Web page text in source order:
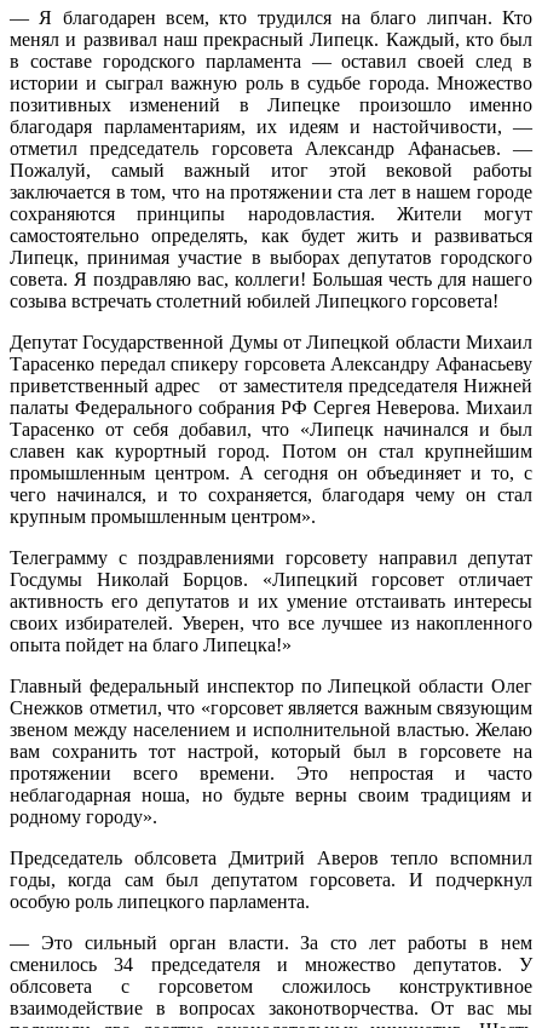
— Я благодарен всем, кто трудился на благо липчан. Кто
менял и развивал наш прекрасный Липецк. Каждый, кто был
в составе городского парламента — оставил своей след в
истории и сыграл важную роль в судьбе города. Множество
позитивных изменений в Липецке произошло именно
благодаря парламентариям, их идеям и настойчивости, —
отметил председатель горсовета Александр Афанасьев. —
Пожалуй, самый важный итог этой вековой работы
заключается в том, что на протяжении ста лет в нашем городе
сохраняются принципы народовластия. Жители могут
самостоятельно определять, как будет жить и развиваться
Липецк, принимая участие в выборах депутатов городского
совета. Я поздравляю вас, коллеги! Большая честь для нашего
созыва встречать столетний юбилей Липецкого горсовета!
Депутат Государственной Думы от Липецкой области Михаил
Тарасенко передал спикеру горсовета Александру Афанасьеву
приветственный адрес от заместителя председателя Нижней
палаты Федерального собрания РФ Сергея Неверова. Михаил
Тарасенко от себя добавил, что «Липецк начинался и был
славен как курортный город. Потом он стал крупнейшим
промышленным центром. А сегодня он объединяет и то, с
чего начинался, и то сохраняется, благодаря чему он стал
крупным промышленным центром».
Телеграмму с поздравлениями горсовету направил депутат
Госдумы Николай Борцов. «Липецкий горсовет отличает
активность его депутатов и их умение отстаивать интересы
своих избирателей. Уверен, что все лучшее из накопленного
опыта пойдет на благо Липецка!»
Главный федеральный инспектор по Липецкой области Олег
Снежков отметил, что «горсовет является важным связующим
звеном между населением и исполнительной властью. Желаю
вам сохранить тот настрой, который был в горсовете на
протяжении всего времени. Это непростая и часто
неблагодарная ноша, но будьте верны своим традициям и
родному городу».
Председатель облсовета Дмитрий Аверов тепло вспомнил
годы, когда сам был депутатом горсовета. И подчеркнул
особую роль липецкого парламента.
— Это сильный орган власти. За сто лет работы в нем
сменилось 34 председателя и множество депутатов. У
облсовета с горсоветом сложилось конструктивное
взаимодействие в вопросах законотворчества. От вас мы